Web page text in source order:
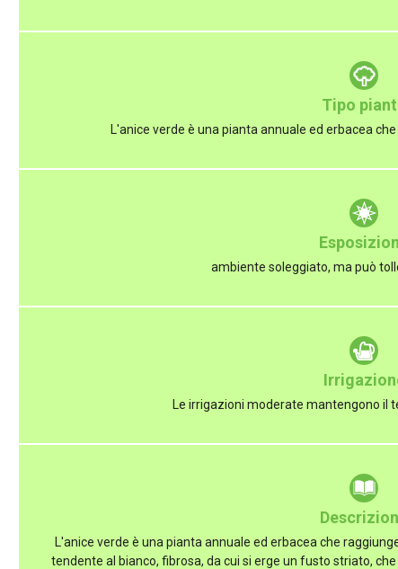
Tipo
L'anice verde è una pianta annuale ed erbacea
ambiente soleggiato, ma può
Le irrigazioni moderate mantengono il
L'anice verde è una pianta annuale ed erbacea che
tendente al bianco, fibrosa, da cui si erge un fusto striato,